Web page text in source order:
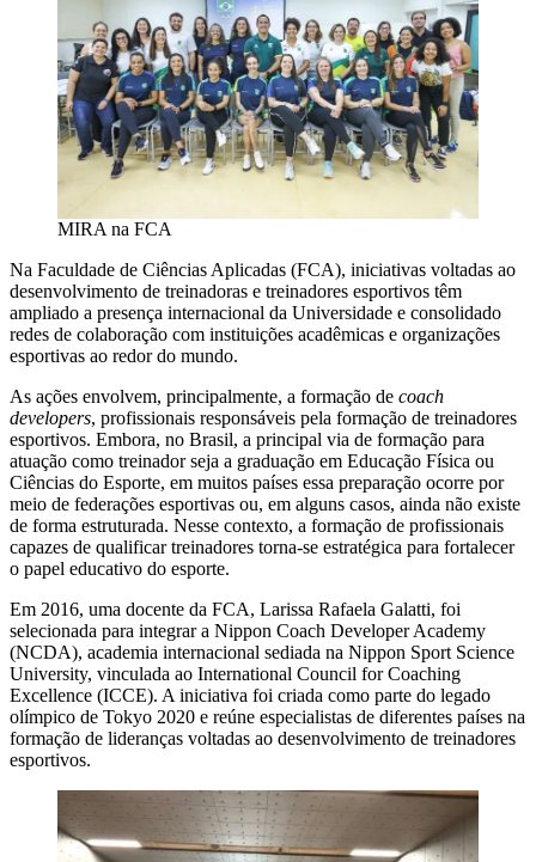
MIRA na FCA
Na Faculdade de Ciências Aplicadas (FCA), iniciativas voltadas ao
desenvolvimento de treinadoras e treinadores esportivos têm
ampliado a presença internacional da Universidade e consolidado
redes de colaboração com instituições acadêmicas e organizações
esportivas ao redor do mundo.
As ações envolvem, principalmente, a formação de coach
developers, profissionais responsáveis pela formação de treinadores
esportivos. Embora, no Brasil, a principal via de formação para
atuação como treinador seja a graduação em Educação Física ou
Ciências do Esporte, em muitos países essa preparação ocorre por
meio de federações esportivas ou, em alguns casos, ainda não existe
de forma estruturada. Nesse contexto, a formação de profissionais
capazes de qualificar treinadores torna-se estratégica para fortalecer
o papel educativo do esporte.
Em 2016, uma docente da FCA, Larissa Rafaela Galatti, foi
selecionada para integrar a Nippon Coach Developer Academy
(NCDA), academia internacional sediada na Nippon Sport Science
University, vinculada ao International Council for Coaching
Excellence (ICCE). A iniciativa foi criada como parte do legado
olímpico de Tokyo 2020 e reúne especialistas de diferentes países na
formação de lideranças voltadas ao desenvolvimento de treinadores
esportivos.